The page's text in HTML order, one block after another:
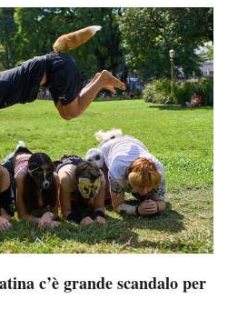
c’è grande scandalo per